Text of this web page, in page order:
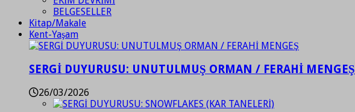
BELGESELLER
Kitap/Makale
Kent-Yaşam
SERGİ DUYURUSU: UNUTULMUŞ ORMAN / FERAHİ MENGEŞ
26/03/2026